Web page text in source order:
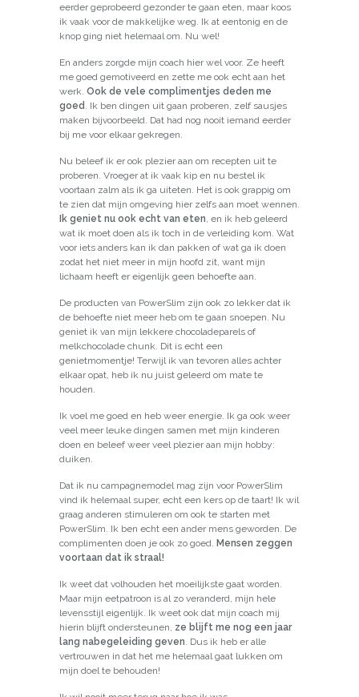
eerder geprobeerd gezonder te gaan eten, maar koos
ik vaak voor de makkelijke weg. Ik at eentonig en de
knop ging niet helemaal om. Nu wel!
En anders zorgde mijn coach hier wel voor. Ze heeft
me goed gemotiveerd en zette me ook echt aan het
werk. Ook de vele complimentjes deden me
goed . Ik ben dingen uit gaan proberen, zelf sausjes
maken bijvoorbeeld. Dat had nog nooit iemand eerder
bij me voor elkaar gekregen.
Nu beleef ik er ook plezier aan om recepten uit te
proberen. Vroeger at ik vaak kip en nu bestel ik
voortaan zalm als ik ga uiteten. Het is ook grappig om
te zien dat mijn omgeving hier zelfs aan moet wennen.
Ik geniet nu ook echt van eten, en ik heb geleerd
wat ik moet doen als ik toch in de verleiding kom. Wat
voor iets anders kan ik dan pakken of wat ga ik doen
zodat het niet meer in mijn hoofd zit, want mijn
lichaam heeft er eigenlijk geen behoefte aan.
De producten van PowerSlim zijn ook zo lekker dat ik
de behoefte niet meer heb om te gaan snoepen. Nu
geniet ik van mijn lekkere chocoladeparels of
melkchocolade chunk. Dit is echt een
genietmomentje! Terwijl ik van tevoren alles achter
elkaar opat, heb ik nu juist geleerd om mate te
houden.
Ik voel me goed en heb weer energie. Ik ga ook weer
veel meer leuke dingen samen met mijn kinderen
doen en beleef weer veel plezier aan mijn hobby:
duiken.
Dat ik nu campagnemodel mag zijn voor PowerSlim
vind ik helemaal super, echt een kers op de taart! Ik wil
graag anderen stimuleren om ook te starten met
PowerSlim. Ik ben echt een ander mens geworden. De
complimenten doen je ook zo goed. Mensen zeggen
voortaan dat ik straal!
Ik weet dat volhouden het moeilijkste gaat worden.
Maar mijn eetpatroon is al zo veranderd, mijn hele
levensstijl eigenlijk. Ik weet ook dat mijn coach mij
hierin blijft ondersteunen, ze blijft me nog een jaar
lang nabegeleiding geven. Dus ik heb er alle
vertrouwen in dat het me helemaal gaat lukken om
mijn doel te behouden!